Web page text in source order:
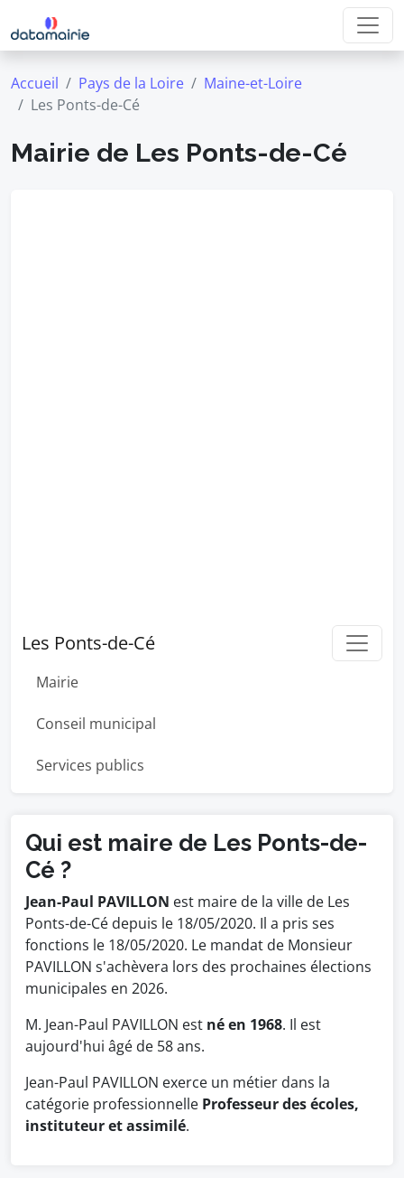
Accueil Pays de la Loire
Maine-et-Loire
Les Ponts-de-Cé
Mairie de Les Ponts-de-Cé
Les Ponts-de-Cé
Mairie
Conseil municipal
Services publics
Qui est maire de Les Ponts-de-
Cé ?
Jean-Paul PAVILLON est maire de la ville de Les
Ponts-de-Cé depuis le 18/05/2020. Il a pris ses
fonctions le 18/05/2020. Le mandat de Monsieur
PAVILLON s'achèvera lors des prochaines élections
municipales en 2026.
M. Jean-Paul PAVILLON est né en 1968. Il est
aujourd'hui âgé de 58 ans.
Jean-Paul PAVILLON exerce un métier dans la
catégorie professionnelle Professeur des écoles,
instituteur et assimilé.